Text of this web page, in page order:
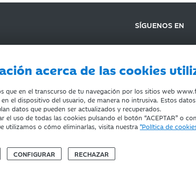
acerca de las cookies
que en el transcurso de tu navegación por los sitios web
el dispositivo del usuario, de manera no intrusiva. Estos
datos que pueden ser actualizados y recuperados.
el uso de todas las cookies pulsando el botón “ACEPTAR” o
utilizamos o cómo eliminarlas, visita nuestra "Política de
CONFIGURAR RECHAZAR
SÍGUENOS EN
ACCESIBILIDAD PRIVACIDAD DEVOLUCIONES
Ibercaja. C.I.F. G-50000652.
Joaquín Costa, 13. 50001 Zaragoza.